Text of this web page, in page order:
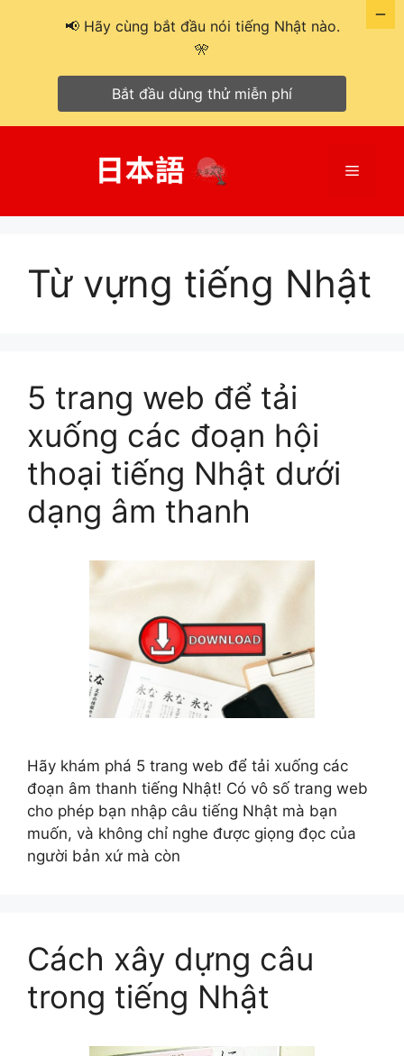
Menu
Từ vựng tiếng Nhật
5 trang web để tải
xuống các đoạn hội
thoại tiếng Nhật dưới
dạng âm thanh
Hãy khám phá 5 trang web để tải xuống các
đoạn âm thanh tiếng Nhật! Có vô số trang web
cho phép bạn nhập câu tiếng Nhật mà bạn
muốn, và không chỉ nghe được giọng đọc của
người bản xứ mà còn
Cách xây dựng câu
trong tiếng Nhật
📢 Hãy cùng bắt đầu nói tiếng Nhật nào.
🎌
Bắt đầu dùng thử miễn phí